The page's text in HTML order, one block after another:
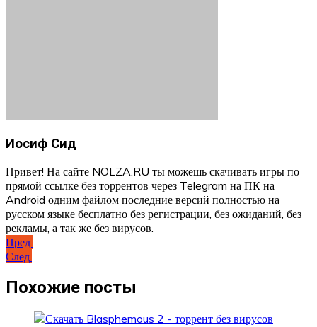
Иосиф Сид
Привет! На сайте NOLZA.RU ты можешь скачивать игры по
прямой ссылке без торрентов через Telegram на ПК на
Android одним файлом последние версий полностью на
русском языке бесплатно без регистрации, без ожиданий, без
рекламы, а так же без вирусов.
Навигация
по
записям
Пред.
След.
Похожие посты